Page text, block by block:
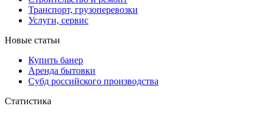
Транспорт, грузоперевозки
Услуги, сервис
Новые статьи
Купить банер
Аренда бытовки
Субд российского производства
Статистика